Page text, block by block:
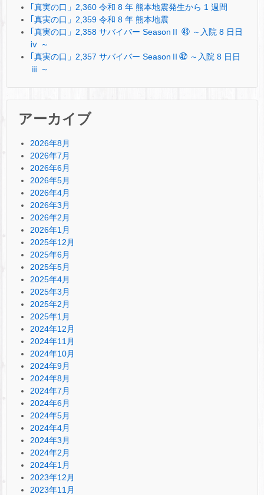
｢真実の口」2,360 令和 8 年 熊本地震発生から 1 週間
｢真実の口」2,359 令和 8 年 熊本地震
｢真実の口」2,358 サバイバー SeasonⅡ ㊸ ～入院 8 日日
ⅳ ～
｢真実の口」2,357 サバイバー SeasonⅡ㊷ ～入院 8 日日
ⅲ ～
アーカイブ
2026年8月
2026年7月
2026年6月
2026年5月
2026年4月
2026年3月
2026年2月
2026年1月
2025年12月
2025年6月
2025年5月
2025年4月
2025年3月
2025年2月
2025年1月
2024年12月
2024年11月
2024年10月
2024年9月
2024年8月
2024年7月
2024年6月
2024年5月
2024年4月
2024年3月
2024年2月
2024年1月
2023年12月
2023年11月